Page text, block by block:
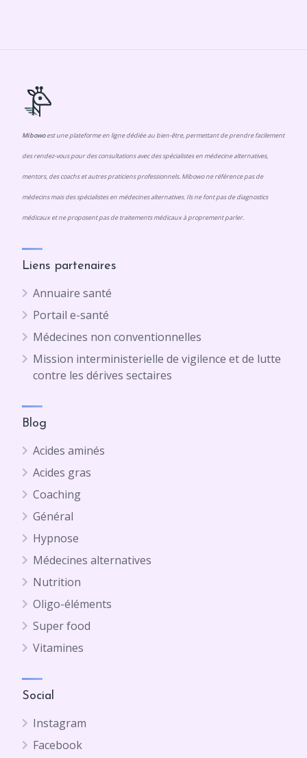
Mibowoest une plateforme en ligne dédiée au bien-être, permettant de prendre facilement
des rendez-vous pour des consultations avec des spécialistes en médecine alternatives,
mentors, des coachs et autres praticiens professionnels. Mibowo ne référence pas de
médecins mais des spécialistes en médecines alternatives. Ils ne font pas de diagnostics
médicaux et ne proposent pas de traitements médicaux à proprement parler.
Liens partenaires
Annuaire santé
Portail e-santé
Médecines non conventionnelles
Mission interministerielle de vigilence et de lutte
contre les dérives sectaires
Blog
Acides aminés
Acides gras
Coaching
Général
Hypnose
Médecines alternatives
Nutrition
Oligo-éléments
Super food
Vitamines
Social
Instagram
Facebook